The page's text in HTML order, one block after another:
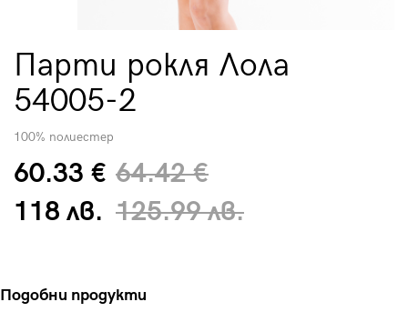
Парти рокля Лола
54005-2
100% полиестер
60.33 €
118 лв.
64.42 €
125.99 лв.
Подобни продукти